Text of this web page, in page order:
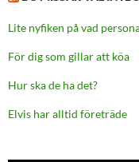
Lite nyfiken på vad
För dig som gillar att köa
Hur ska de ha det?
Elvis har alltid företräde